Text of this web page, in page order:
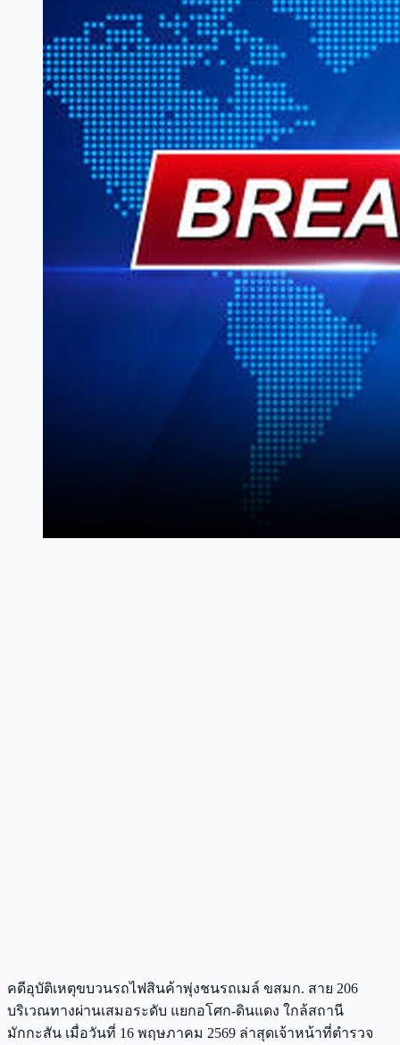
คดีอุบัติเหตุขบวนรถไฟสินค้าพุ่งชนรถเมล์ ขสมก. สาย 206
บริเวณทางผ่านเสมอระดับ แยกอโศก-ดินแดง ใกล้สถานี
มักกะสัน เมื่อวันที่ 16 พฤษภาคม 2569 ล่าสุดเจ้าหน้าที่ตำรวจ